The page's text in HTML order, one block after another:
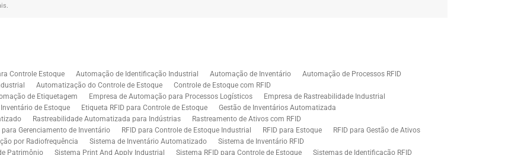
.
Controle Estoque Automação de Identificação Industrial Automação de Inventário
Automação de Processos RFID
Automatização do Controle de Estoque
Controle de Estoque com RFID
de Etiquetagem Empresa de Automação para Processos Logísticos
Empresa de Rastreabilidade Industrial
de Estoque Etiqueta RFID para Controle de Estoque
Gestão de Inventários Automatizada
Rastreabilidade Automatizada para Indústrias
Rastreamento de Ativos com RFID
para Gerenciamento de Inventário RFID para Controle de Estoque Industrial RFID para Estoque
RFID para Gestão de Ativos
por Radiofrequência Sistema de Inventário Automatizado
Sistema de Inventário RFID
Patrimônio Sistema Print And Apply Industrial Sistema RFID para Controle de Estoque Sistemas de Identificação RFID